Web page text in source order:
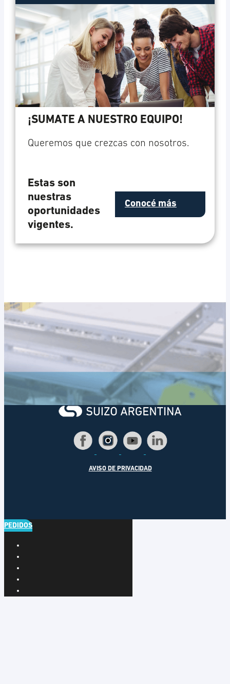
¡SUMATE A NUESTRO EQUIPO!
Queremos que crezcas con nosotros.
Estas son
nuestras
oportunidades
vigentes.
Conocé más
AVISO DE PRIVACIDAD
PEDIDOS